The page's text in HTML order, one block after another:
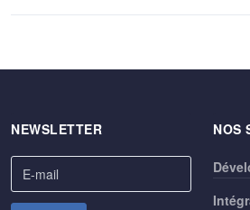
NEWSLETTER NOS